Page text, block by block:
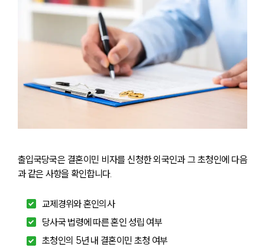
출입국당국은 결혼이민 비자를 신청한 외국인과 그 초청인에 다음
과 같은 사항을 확인합니다.
교제경위와 혼인의사
당사국 법령에 따른 혼인 성립 여부
초청인의 5년 내 결혼이민 초청 여부